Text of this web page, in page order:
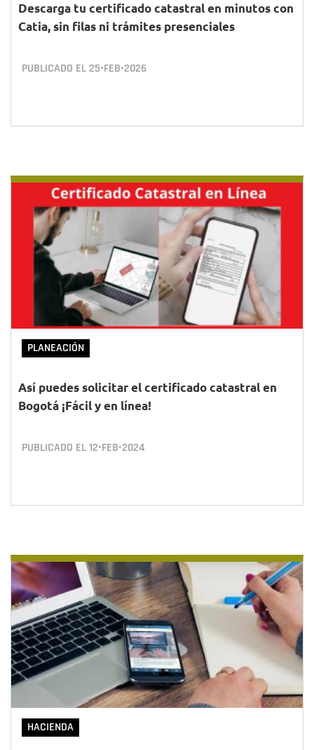
Descarga tu certificado catastral en minutos con
Catia, sin filas ni trámites presenciales
PUBLICADO EL 25•FEB•2026
PLANEACIÓN
Así puedes solicitar el certificado catastral en
Bogotá ¡Fácil y en línea!
PUBLICADO EL12•FEB•2024
HACIENDA